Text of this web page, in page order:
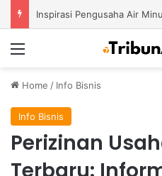
Home / Info Bisnis
Info Bisnis
Perizinan